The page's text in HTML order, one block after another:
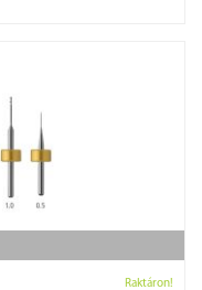
Raktáron!